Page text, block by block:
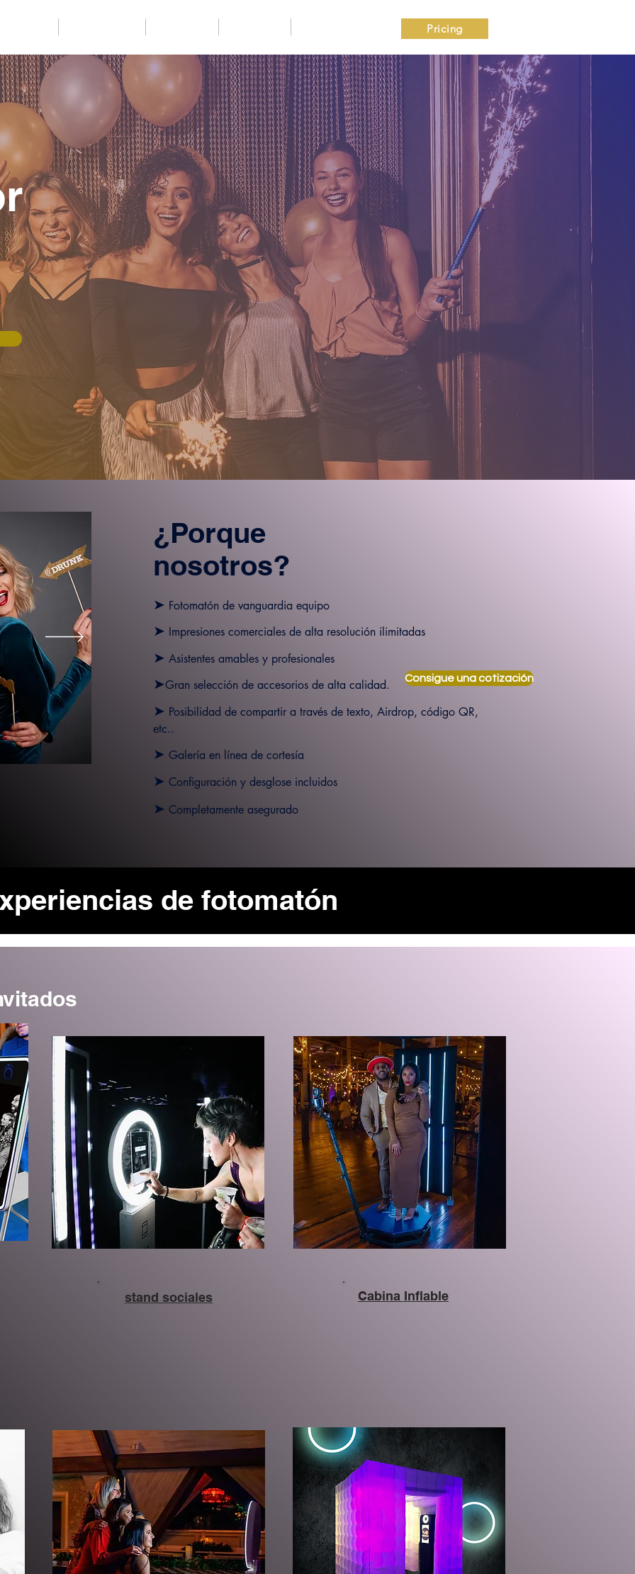
Pricing
¿Porque
nosotros?
➤ Fotomatón de vanguardia equipo
➤ Impresiones comerciales de alta resolución ilimitadas
➤ Asistentes amables y profesionales
➤Gran selección de accesorios de alta calidad.
➤ Posibilidad de compartir a través de texto, Airdrop, código QR,
etc..
➤ Galería en línea de cortesía
➤ Configuración y desglose incluidos
➤ Completamente asegurado
Consigue una cotización
de fotomatón
stand sociales Cabina Inflable